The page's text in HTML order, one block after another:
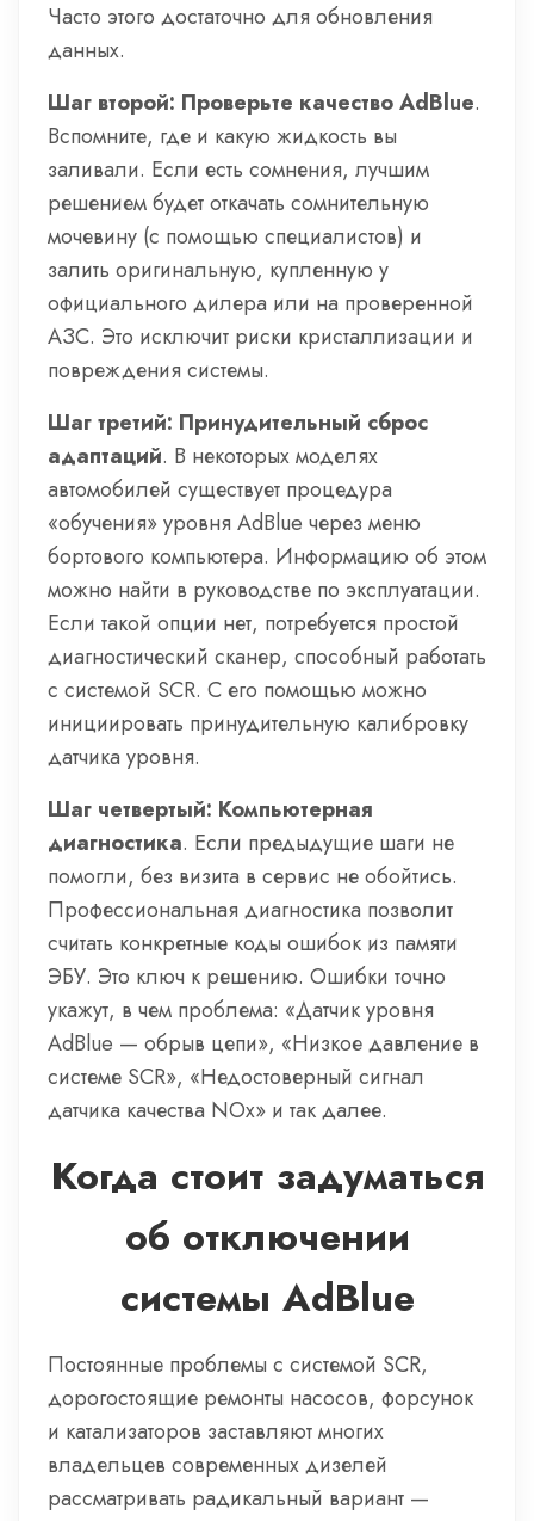
Часто этого достаточно для обновления
данных.
Шаг второй: Проверьте качество AdBlue.
Вспомните, где и какую жидкость вы
заливали. Если есть сомнения, лучшим
решением будет откачать сомнительную
мочевину (с помощью специалистов) и
залить оригинальную, купленную у
официального дилера или на проверенной
АЗС. Это исключит риски кристаллизации и
повреждения системы.
Шаг третий: Принудительный сброс
адаптаций. В некоторых моделях
автомобилей существует процедура
«обучения» уровня AdBlue через меню
бортового компьютера. Информацию об этом
можно найти в руководстве по эксплуатации.
Если такой опции нет, потребуется простой
диагностический сканер, способный работать
с системой SCR. С его помощью можно
инициировать принудительную калибровку
датчика уровня.
Шаг четвертый: Компьютерная
диагностика. Если предыдущие шаги не
помогли, без визита в сервис не обойтись.
Профессиональная диагностика позволит
считать конкретные коды ошибок из памяти
ЭБУ. Это ключ к решению. Ошибки точно
укажут, в чем проблема: «Датчик уровня
AdBlue — обрыв цепи», «Низкое давление в
системе SCR», «Недостоверный сигнал
датчика качества NOx» и так далее.
Когда стоит задуматься
об отключении
системы AdBlue
Постоянные проблемы с системой SCR,
дорогостоящие ремонты насосов, форсунок
и катализаторов заставляют многих
владельцев современных дизелей
рассматривать радикальный вариант —